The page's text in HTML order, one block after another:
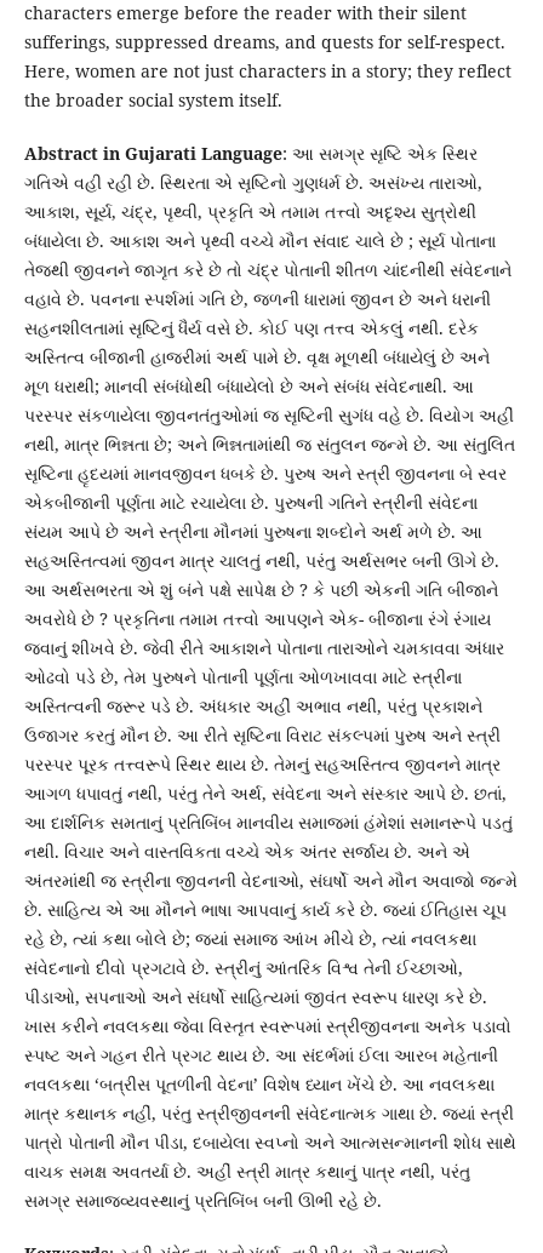
characters emerge before the reader with their silent
sufferings, suppressed dreams, and quests for self-respect.
Here, women are not just characters in a story; they reflect
the broader social system itself.
Abstract in Gujarati Language: આ સમગ્ર સૃષ્ટિ એક સ્થિર
ગતિએ વહી રહી છે. સ્થિરતા એ સૃષ્ટિનો ગુણધર્મ છે. અસંખ્ય તારાઓ,
આકાશ, સૂર્ય, ચંદ્ર, પૃથ્વી, પ્રકૃતિ એ તમામ તત્ત્વો અદૃશ્ય સુત્રોથી
બંધાયેલા છે. આકાશ અને પૃથ્વી વચ્ચે મૌન સંવાદ ચાલે છે ; સૂર્ય પોતાના
તેજથી જીવનને જાગૃત કરે છે તો ચંદ્ર પોતાની શીતળ ચાંદનીથી સંવેદનાને
વહાવે છે. પવનના સ્પર્શમાં ગતિ છે, જળની ધારામાં જીવન છે અને ધરાની
સહનશીલતામાં સૃષ્ટિનું ધૈર્ય વસે છે. કોઈ પણ તત્ત્વ એકલું નથી. દરેક
અસ્તિત્વ બીજાની હાજરીમાં અર્થ પામે છે. વૃક્ષ મૂળથી બંધાયેલું છે અને
મૂળ ધરાથી; માનવી સંબંધોથી બંધાયેલો છે અને સંબંધ સંવેદનાથી. આ
પરસ્પર સંકળાયેલા જીવનતંતુઓમાં જ સૃષ્ટિની સુગંધ વહે છે. વિયોગ અહીં
નથી, માત્ર ભિન્નતા છે; અને ભિન્નતામાંથી જ સંતુલન જન્મે છે. આ સંતુલિત
સૃષ્ટિના હૃદયમાં માનવજીવન ધબકે છે. પુરુષ અને સ્ત્રી જીવનના બે સ્વર
એકબીજાની પૂર્ણતા માટે રચાયેલા છે. પુરુષની ગતિને સ્ત્રીની સંવેદના
સંયમ આપે છે અને સ્ત્રીના મૌનમાં પુરુષના શબ્દોને અર્થ મળે છે. આ
સહઅસ્તિત્વમાં જીવન માત્ર ચાલતું નથી, પરંતુ અર્થસભર બની ઊગે છે.
આ અર્થસભરતા એ શું બંને પક્ષે સાપેક્ષ છે ? કે પછી એકની ગતિ બીજાને
અવરોધે છે ? પ્રકૃતિના તમામ તત્ત્વો આપણને એક- બીજાના રંગે રંગાય
જવાનું શીખવે છે. જેવી રીતે આકાશને પોતાના તારાઓને ચમકાવવા અંધાર
ઓઢવો પડે છે, તેમ પુરુષને પોતાની પૂર્ણતા ઓળખાવવા માટે સ્ત્રીના
અસ્તિત્વની જરૂર પડે છે. અંધકાર અહીં અભાવ નથી, પરંતુ પ્રકાશને
ઉજાગર કરતું મૌન છે. આ રીતે સૃષ્ટિના વિરાટ સંકલ્પમાં પુરુષ અને સ્ત્રી
પરસ્પર પૂરક તત્ત્વરૂપે સ્થિર થાય છે. તેમનું સહઅસ્તિત્વ જીવનને માત્ર
આગળ ધપાવતું નથી, પરંતુ તેને અર્થ, સંવેદના અને સંસ્કાર આપે છે. છતાં,
આ દાર્શનિક સમતાનું પ્રતિબિંબ માનવીય સમાજમાં હંમેશાં સમાનરૂપે પડતું
નથી. વિચાર અને વાસ્તવિકતા વચ્ચે એક અંતર સર્જાય છે. અને એ
અંતરમાંથી જ સ્ત્રીના જીવનની વેદનાઓ, સંઘર્ષો અને મૌન અવાજો જન્મે
છે. સાહિત્ય એ આ મૌનને ભાષા આપવાનું કાર્ય કરે છે. જ્યાં ઈતિહાસ ચૂપ
રહે છે, ત્યાં કથા બોલે છે; જ્યાં સમાજ આંખ મીંચે છે, ત્યાં નવલકથા
સંવેદનાનો દીવો પ્રગટાવે છે. સ્ત્રીનું આંતરિક વિશ્વ તેની ઈચ્છાઓ,
પીડાઓ, સપનાઓ અને સંઘર્ષો સાહિત્યમાં જીવંત સ્વરૂપ ધારણ કરે છે.
ખાસ કરીને નવલકથા જેવા વિસ્તૃત સ્વરૂપમાં સ્ત્રીજીવનના અનેક પડાવો
સ્પષ્ટ અને ગહન રીતે પ્રગટ થાય છે. આ સંદર્ભમાં ઈલા આરબ મહેતાની
નવલકથા ‘બત્રીસ પૂતળીની વેદના’ વિશેષ ધ્યાન ખેંચે છે. આ નવલકથા
માત્ર કથાનક નહીં, પરંતુ સ્ત્રીજીવનની સંવેદનાત્મક ગાથા છે. જ્યાં સ્ત્રી
પાત્રો પોતાની મૌન પીડા, દબાયેલા સ્વપ્નો અને આત્મસન્માનની શોધ સાથે
વાચક સમક્ષ અવતર્યા છે. અહીં સ્ત્રી માત્ર કથાનું પાત્ર નથી, પરંતુ
સમગ્ર સમાજવ્યવસ્થાનું પ્રતિબિંબ બની ઊભી રહે છે.